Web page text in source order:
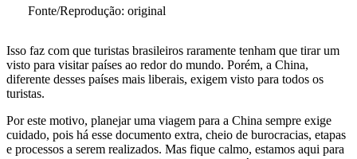
Fonte/Reprodução: original
Isso faz com que turistas brasileiros raramente tenham que tirar um
visto para visitar países ao redor do mundo. Porém, a China,
diferente desses países mais liberais, exigem visto para todos os
turistas.
Por este motivo, planejar uma viagem para a China sempre exige
cuidado, pois há esse documento extra, cheio de burocracias, etapas
e processos a serem realizados. Mas fique calmo, estamos aqui para